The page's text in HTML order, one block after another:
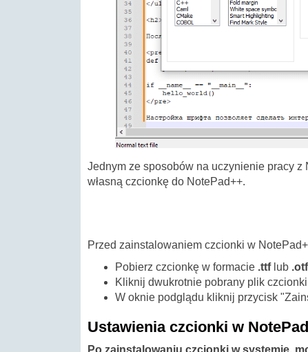
Jednym ze sposobów na uczynienie pracy
własną czcionkę do NotePad++.
Przed zainstalowaniem czcionki w
Pobierz czcionkę w formacie .ttflub .otf
Kliknij dwukrotnie pobrany plik
W oknie podglądu kliknij przycisk
Ustawienia czcionki w